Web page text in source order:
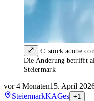
©
Die Änderung betrifft
Steiermark
vor 4 Monaten15. April
SteiermarkKAGes +1